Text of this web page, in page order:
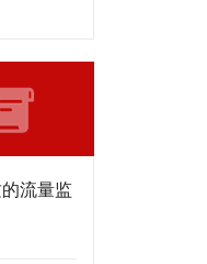
流量监